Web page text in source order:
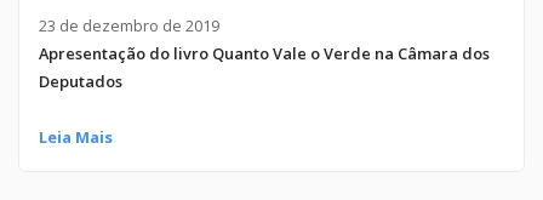
23 de dezembro de 2019
Apresentação do livro Quanto Vale o Verde na Câmara dos
Deputados
Leia Mais